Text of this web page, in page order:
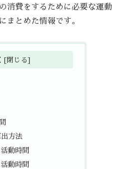
消費をするために必要な運動
まとめた情報です。
方法
動時間
動時間